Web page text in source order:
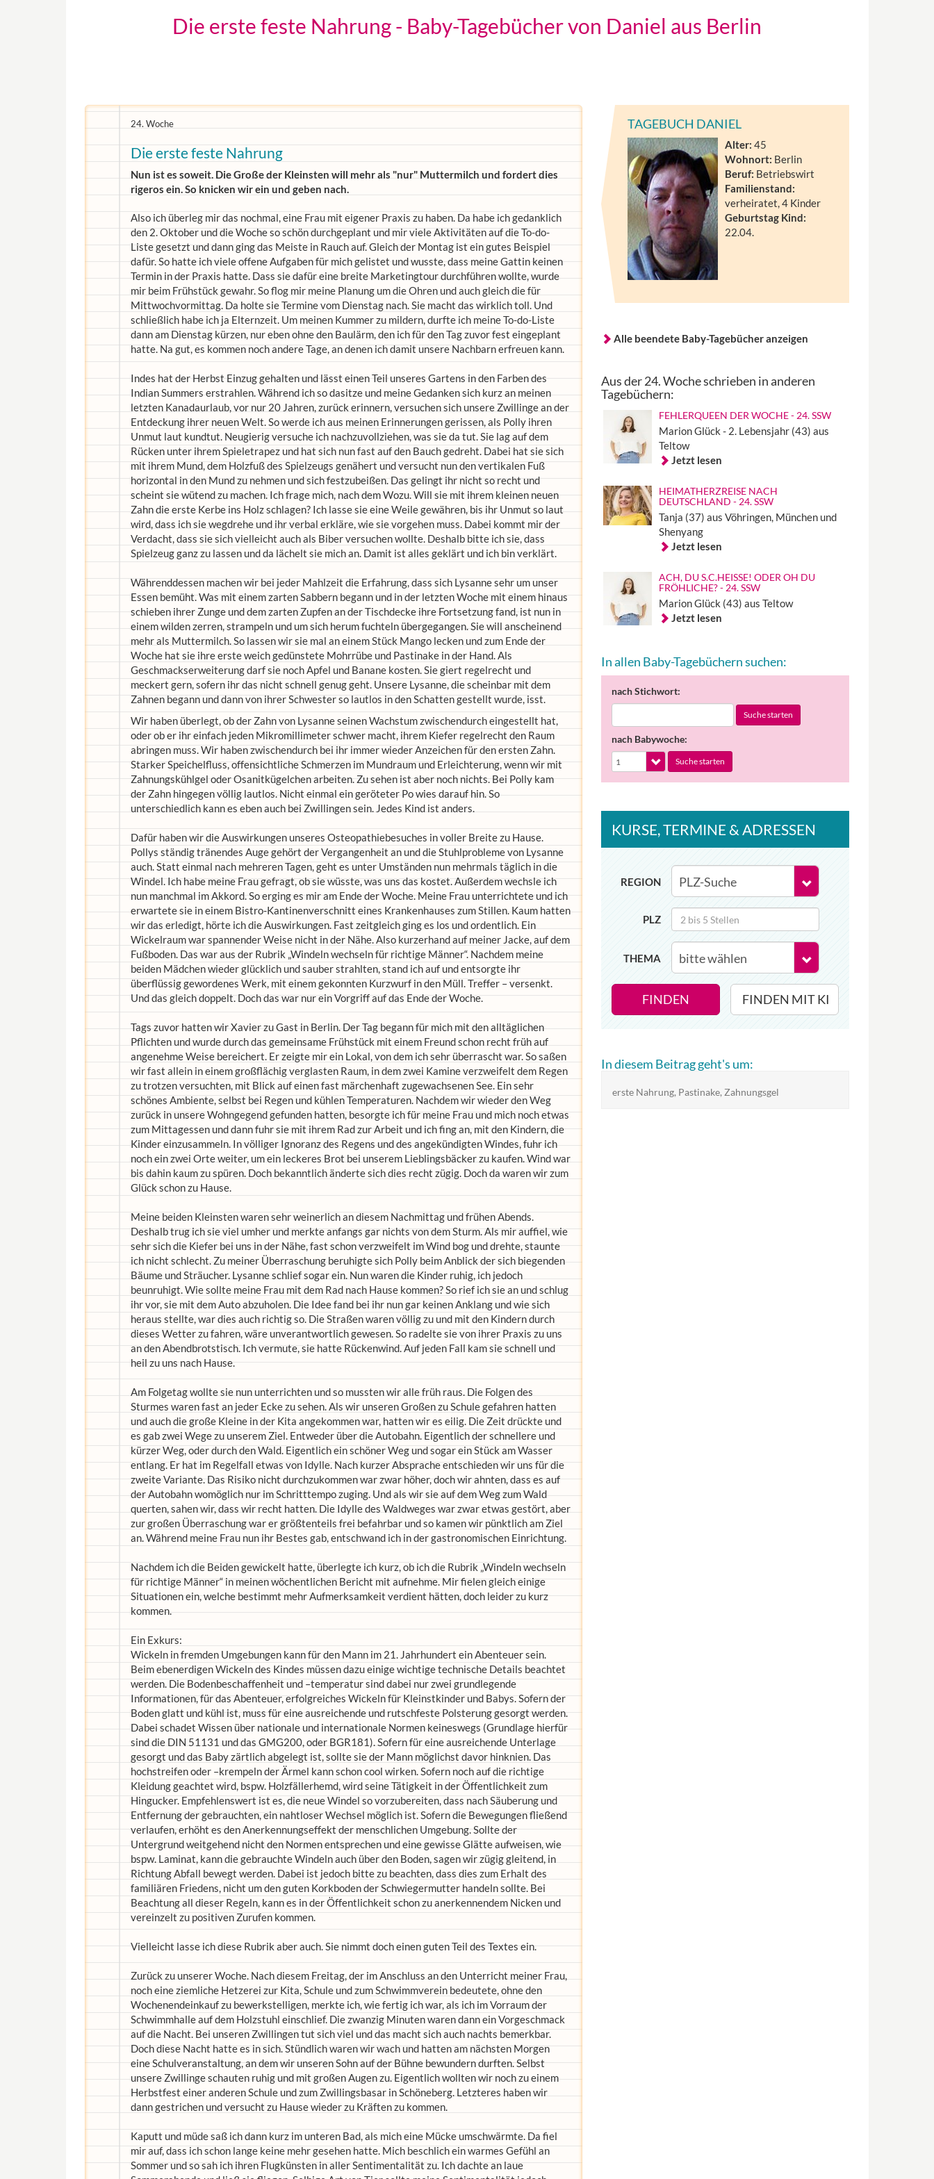
Die erste feste Nahrung - Baby-Tagebücher von Daniel aus Berlin
24. Woche
Die erste feste Nahrung
Nun ist es soweit. Die Große der Kleinsten will mehr als "nur" Muttermilch und fordert dies
rigeros ein. So knicken wir ein und geben nach.
Also ich überleg mir das nochmal, eine Frau mit eigener Praxis zu haben. Da habe ich gedanklich
den 2. Oktober und die Woche so schön durchgeplant und mir viele Aktivitäten auf die To-do-
Liste gesetzt und dann ging das Meiste in Rauch auf. Gleich der Montag ist ein gutes Beispiel
dafür. So hatte ich viele offene Aufgaben für mich gelistet und wusste, dass meine Gattin keinen
Termin in der Praxis hatte. Dass sie dafür eine breite Marketingtour durchführen wollte, wurde
mir beim Frühstück gewahr. So flog mir meine Planung um die Ohren und auch gleich die für
Mittwochvormittag. Da holte sie Termine vom Dienstag nach. Sie macht das wirklich toll. Und
schließlich habe ich ja Elternzeit. Um meinen Kummer zu mildern, durfte ich meine To-do-Liste
dann am Dienstag kürzen, nur eben ohne den Baulärm, den ich für den Tag zuvor fest eingeplant
hatte. Na gut, es kommen noch andere Tage, an denen ich damit unsere Nachbarn erfreuen kann.
Indes hat der Herbst Einzug gehalten und lässt einen Teil unseres Gartens in den Farben des
Indian Summers erstrahlen. Während ich so dasitze und meine Gedanken sich kurz an meinen
letzten Kanadaurlaub, vor nur 20 Jahren, zurück erinnern, versuchen sich unsere Zwillinge an der
Entdeckung ihrer neuen Welt. So werde ich aus meinen Erinnerungen gerissen, als Polly ihren
Unmut laut kundtut. Neugierig versuche ich nachzuvollziehen, was sie da tut. Sie lag auf dem
Rücken unter ihrem Spieletrapez und hat sich nun fast auf den Bauch gedreht. Dabei hat sie sich
mit ihrem Mund, dem Holzfuß des Spielzeugs genähert und versucht nun den vertikalen Fuß
horizontal in den Mund zu nehmen und sich festzubeißen. Das gelingt ihr nicht so recht und
scheint sie wütend zu machen. Ich frage mich, nach dem Wozu. Will sie mit ihrem kleinen neuen
Zahn die erste Kerbe ins Holz schlagen? Ich lasse sie eine Weile gewähren, bis ihr Unmut so laut
wird, dass ich sie wegdrehe und ihr verbal erkläre, wie sie vorgehen muss. Dabei kommt mir der
Verdacht, dass sie sich vielleicht auch als Biber versuchen wollte. Deshalb bitte ich sie, dass
Spielzeug ganz zu lassen und da lächelt sie mich an. Damit ist alles geklärt und ich bin verklärt.
Währenddessen machen wir bei jeder Mahlzeit die Erfahrung, dass sich Lysanne sehr um unser
Essen bemüht. Was mit einem zarten Sabbern begann und in der letzten Woche mit einem hinaus
schieben ihrer Zunge und dem zarten Zupfen an der Tischdecke ihre Fortsetzung fand, ist nun in
einem wilden zerren, strampeln und um sich herum fuchteln übergegangen. Sie will anscheinend
mehr als Muttermilch. So lassen wir sie mal an einem Stück Mango lecken und zum Ende der
Woche hat sie ihre erste weich gedünstete Mohrrübe und Pastinake in der Hand. Als
Geschmackserweiterung darf sie noch Apfel und Banane kosten. Sie giert regelrecht und
meckert gern, sofern ihr das nicht schnell genug geht. Unsere Lysanne, die scheinbar mit dem
Zahnen begann und dann von ihrer Schwester so lautlos in den Schatten gestellt wurde, isst.
Wir haben überlegt, ob der Zahn von Lysanne seinen Wachstum zwischendurch eingestellt hat,
oder ob er ihr einfach jeden Mikromillimeter schwer macht, ihrem Kiefer regelrecht den Raum
abringen muss. Wir haben zwischendurch bei ihr immer wieder Anzeichen für den ersten Zahn.
Starker Speichelfluss, offensichtliche Schmerzen im Mundraum und Erleichterung, wenn wir mit
Zahnungskühlgel oder Osanitkügelchen arbeiten. Zu sehen ist aber noch nichts. Bei Polly kam
der Zahn hingegen völlig lautlos. Nicht einmal ein geröteter Po wies darauf hin. So
unterschiedlich kann es eben auch bei Zwillingen sein. Jedes Kind ist anders.
Dafür haben wir die Auswirkungen unseres Osteopathiebesuches in voller Breite zu Hause.
Pollys ständig tränendes Auge gehört der Vergangenheit an und die Stuhlprobleme von Lysanne
auch. Statt einmal nach mehreren Tagen, geht es unter Umständen nun mehrmals täglich in die
Windel. Ich habe meine Frau gefragt, ob sie wüsste, was uns das kostet. Außerdem wechsle ich
nun manchmal im Akkord. So erging es mir am Ende der Woche. Meine Frau unterrichtete und ich
erwartete sie in einem Bistro-Kantinenverschnitt eines Krankenhauses zum Stillen. Kaum hatten
wir das erledigt, hörte ich die Auswirkungen. Fast zeitgleich ging es los und ordentlich. Ein
Wickelraum war spannender Weise nicht in der Nähe. Also kurzerhand auf meiner Jacke, auf dem
Fußboden. Das war aus der Rubrik „Windeln wechseln für richtige Männer“. Nachdem meine
beiden Mädchen wieder glücklich und sauber strahlten, stand ich auf und entsorgte ihr
überflüssig gewordenes Werk, mit einem gekonnten Kurzwurf in den Müll. Treffer – versenkt.
Und das gleich doppelt. Doch das war nur ein Vorgriff auf das Ende der Woche.
Tags zuvor hatten wir Xavier zu Gast in Berlin. Der Tag begann für mich mit den alltäglichen
Pflichten und wurde durch das gemeinsame Frühstück mit einem Freund schon recht früh auf
angenehme Weise bereichert. Er zeigte mir ein Lokal, von dem ich sehr überrascht war. So saßen
wir fast allein in einem großflächig verglasten Raum, in dem zwei Kamine verzweifelt dem Regen
zu trotzen versuchten, mit Blick auf einen fast märchenhaft zugewachsenen See. Ein sehr
schönes Ambiente, selbst bei Regen und kühlen Temperaturen. Nachdem wir wieder den Weg
zurück in unsere Wohngegend gefunden hatten, besorgte ich für meine Frau und mich noch etwas
zum Mittagessen und dann fuhr sie mit ihrem Rad zur Arbeit und ich fing an, mit den Kindern, die
Kinder einzusammeln. In völliger Ignoranz des Regens und des angekündigten Windes, fuhr ich
noch ein zwei Orte weiter, um ein leckeres Brot bei unserem Lieblingsbäcker zu kaufen. Wind war
bis dahin kaum zu spüren. Doch bekanntlich änderte sich dies recht zügig. Doch da waren wir zum
Glück schon zu Hause.
Meine beiden Kleinsten waren sehr weinerlich an diesem Nachmittag und frühen Abends.
Deshalb trug ich sie viel umher und merkte anfangs gar nichts von dem Sturm. Als mir auffiel, wie
sehr sich die Kiefer bei uns in der Nähe, fast schon verzweifelt im Wind bog und drehte, staunte
ich nicht schlecht. Zu meiner Überraschung beruhigte sich Polly beim Anblick der sich biegenden
Bäume und Sträucher. Lysanne schlief sogar ein. Nun waren die Kinder ruhig, ich jedoch
beunruhigt. Wie sollte meine Frau mit dem Rad nach Hause kommen? So rief ich sie an und schlug
ihr vor, sie mit dem Auto abzuholen. Die Idee fand bei ihr nun gar keinen Anklang und wie sich
heraus stellte, war dies auch richtig so. Die Straßen waren völlig zu und mit den Kindern durch
dieses Wetter zu fahren, wäre unverantwortlich gewesen. So radelte sie von ihrer Praxis zu uns
an den Abendbrotstisch. Ich vermute, sie hatte Rückenwind. Auf jeden Fall kam sie schnell und
heil zu uns nach Hause.
Am Folgetag wollte sie nun unterrichten und so mussten wir alle früh raus. Die Folgen des
Sturmes waren fast an jeder Ecke zu sehen. Als wir unseren Großen zu Schule gefahren hatten
und auch die große Kleine in der Kita angekommen war, hatten wir es eilig. Die Zeit drückte und
es gab zwei Wege zu unserem Ziel. Entweder über die Autobahn. Eigentlich der schnellere und
kürzer Weg, oder durch den Wald. Eigentlich ein schöner Weg und sogar ein Stück am Wasser
entlang. Er hat im Regelfall etwas von Idylle. Nach kurzer Absprache entschieden wir uns für die
zweite Variante. Das Risiko nicht durchzukommen war zwar höher, doch wir ahnten, dass es auf
der Autobahn womöglich nur im Schritttempo zuging. Und als wir sie auf dem Weg zum Wald
querten, sahen wir, dass wir recht hatten. Die Idylle des Waldweges war zwar etwas gestört, aber
zur großen Überraschung war er größtenteils frei befahrbar und so kamen wir pünktlich am Ziel
an. Während meine Frau nun ihr Bestes gab, entschwand ich in der gastronomischen Einrichtung.
Nachdem ich die Beiden gewickelt hatte, überlegte ich kurz, ob ich die Rubrik „Windeln wechseln
für richtige Männer“ in meinen wöchentlichen Bericht mit aufnehme. Mir fielen gleich einige
Situationen ein, welche bestimmt mehr Aufmerksamkeit verdient hätten, doch leider zu kurz
kommen.
Ein Exkurs:
Wickeln in fremden Umgebungen kann für den Mann im 21. Jahrhundert ein Abenteuer sein.
Beim ebenerdigen Wickeln des Kindes müssen dazu einige wichtige technische Details beachtet
werden. Die Bodenbeschaffenheit und –temperatur sind dabei nur zwei grundlegende
Informationen, für das Abenteuer, erfolgreiches Wickeln für Kleinstkinder und Babys. Sofern der
Boden glatt und kühl ist, muss für eine ausreichende und rutschfeste Polsterung gesorgt werden.
Dabei schadet Wissen über nationale und internationale Normen keineswegs (Grundlage hierfür
sind die DIN 51131 und das GMG200, oder BGR181). Sofern für eine ausreichende Unterlage
gesorgt und das Baby zärtlich abgelegt ist, sollte sie der Mann möglichst davor hinknien. Das
hochstreifen oder –krempeln der Ärmel kann schon cool wirken. Sofern noch auf die richtige
Kleidung geachtet wird, bspw. Holzfällerhemd, wird seine Tätigkeit in der Öffentlichkeit zum
Hingucker. Empfehlenswert ist es, die neue Windel so vorzubereiten, dass nach Säuberung und
Entfernung der gebrauchten, ein nahtloser Wechsel möglich ist. Sofern die Bewegungen fließend
verlaufen, erhöht es den Anerkennungseffekt der menschlichen Umgebung. Sollte der
Untergrund weitgehend nicht den Normen entsprechen und eine gewisse Glätte aufweisen, wie
bspw. Laminat, kann die gebrauchte Windeln auch über den Boden, sagen wir zügig gleitend, in
Richtung Abfall bewegt werden. Dabei ist jedoch bitte zu beachten, dass dies zum Erhalt des
familiären Friedens, nicht um den guten Korkboden der Schwiegermutter handeln sollte. Bei
Beachtung all dieser Regeln, kann es in der Öffentlichkeit schon zu anerkennendem Nicken und
vereinzelt zu positiven Zurufen kommen.
Vielleicht lasse ich diese Rubrik aber auch. Sie nimmt doch einen guten Teil des Textes ein.
Zurück zu unserer Woche. Nach diesem Freitag, der im Anschluss an den Unterricht meiner Frau,
noch eine ziemliche Hetzerei zur Kita, Schule und zum Schwimmverein bedeutete, ohne den
Wochenendeinkauf zu bewerkstelligen, merkte ich, wie fertig ich war, als ich im Vorraum der
Schwimmhalle auf dem Holzstuhl einschlief. Die zwanzig Minuten waren dann ein Vorgeschmack
auf die Nacht. Bei unseren Zwillingen tut sich viel und das macht sich auch nachts bemerkbar.
Doch diese Nacht hatte es in sich. Stündlich waren wir wach und hatten am nächsten Morgen
eine Schulveranstaltung, an dem wir unseren Sohn auf der Bühne bewundern durften. Selbst
unsere Zwillinge schauten ruhig und mit großen Augen zu. Eigentlich wollten wir noch zu einem
Herbstfest einer anderen Schule und zum Zwillingsbasar in Schöneberg. Letzteres haben wir
dann gestrichen und versucht zu Hause wieder zu Kräften zu kommen.
Kaputt und müde saß ich dann kurz im unteren Bad, als mich eine Mücke umschwärmte. Da fiel
mir auf, dass ich schon lange keine mehr gesehen hatte. Mich beschlich ein warmes Gefühl an
Sommer und so sah ich ihren Flugkünsten in aller Sentimentalität zu. Ich dachte an laue
TAGEBUCH DANIEL
Alter: 45
Wohnort: Berlin
Beruf: Betriebswirt
Familienstand:
verheiratet, 4 Kinder
Geburtstag Kind:
22.04.
Alle beendete Baby-Tagebücher anzeigen
Aus der 24. Woche schrieben in anderen
Tagebüchern:
FEHLERQUEEN DER WOCHE - 24. SSW
Marion Glück - 2. Lebensjahr (43) aus
Teltow
Jetzt lesen
HEIMATHERZREISE NACH
DEUTSCHLAND - 24. SSW
Tanja (37) aus Vöhringen, München und
Shenyang
Jetzt lesen
ACH, DU S.C.HEISSE! ODER OH DU F
RÖHLICHE? - 24. SSW
Marion Glück (43) aus Teltow
Jetzt lesen
In allen Baby-Tagebüchern suchen:
nach Stichwort:
Suche starten
nach Babywoche:
Suche starten
KURSE, TERMINE & ADRESSEN
REGION
PLZ
THEMA
FINDEN FINDEN MIT KI
In diesem Beitrag geht's um:
erste Nahrung, Pastinake, Zahnungsgel